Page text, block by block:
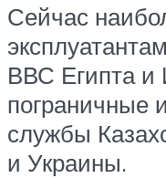
Сейчас
ВВС Египта и
пограничные
службы
и Украины.